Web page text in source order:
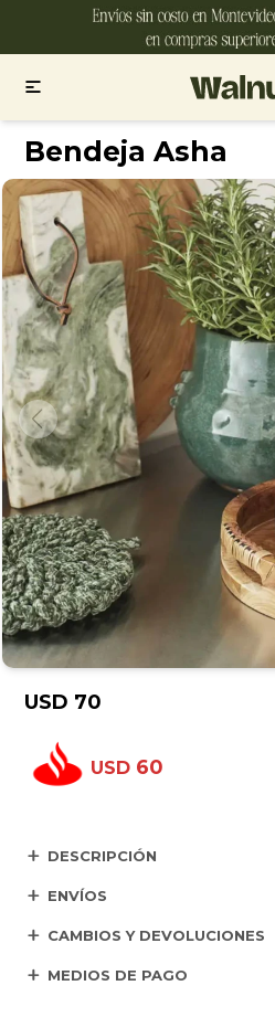

Bendeja Asha
USD 70
USD 60
DESCRIPCIÓN
ENVÍOS
CAMBIOS Y DEVOLUCIONES
MEDIOS DE PAGO